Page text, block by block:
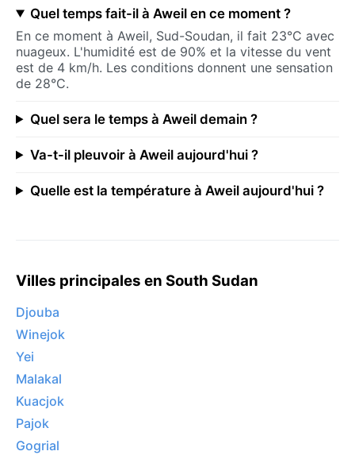
Quel temps fait-il à Aweil en ce moment ?
En ce moment à Aweil, Sud-Soudan, il fait 23°C avec
nuageux. L'humidité est de 90% et la vitesse du vent
est de 4 km/h. Les conditions donnent une sensation
de 28°C.
Quel sera le temps à Aweil demain ?
Va-t-il pleuvoir à Aweil aujourd'hui ?
Quelle est la température à Aweil aujourd'hui ?
Villes principales en South Sudan
Djouba
Winejok
Yei
Malakal
Kuacjok
Pajok
Gogrial